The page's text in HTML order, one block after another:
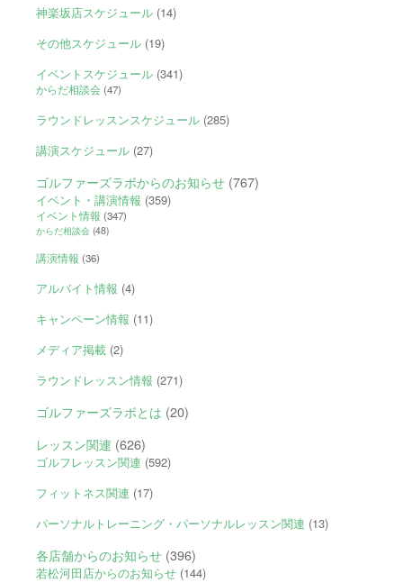
神楽坂店スケジュール(14)
その他スケジュール(19)
イベントスケジュール(341)
からだ相談会(47)
ラウンドレッスンスケジュール(285)
講演スケジュール(27)
ゴルファーズラボからのお知らせ(767)
イベント・講演情報 (359)
イベント情報 (347)
からだ相談会(48)
講演情報 (36)
アルバイト情報 (4)
キャンペーン情報 (11)
メディア掲載(2)
ラウンドレッスン情報 (271)
ゴルファーズラボとは (20)
レッスン関連 (626)
ゴルフレッスン関連 (592)
フィットネス関連 (17)
パーソナルトレーニング・パーソナルレッスン関連 (13)
各店舗からのお知らせ(396)
若松河田店からのお知らせ(144)